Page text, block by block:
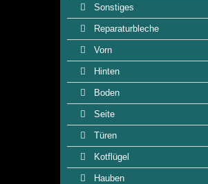
Sonstiges
Reparaturbleche
Vorn
Hinten
Boden
Seite
Türen
Kotflügel
Hauben